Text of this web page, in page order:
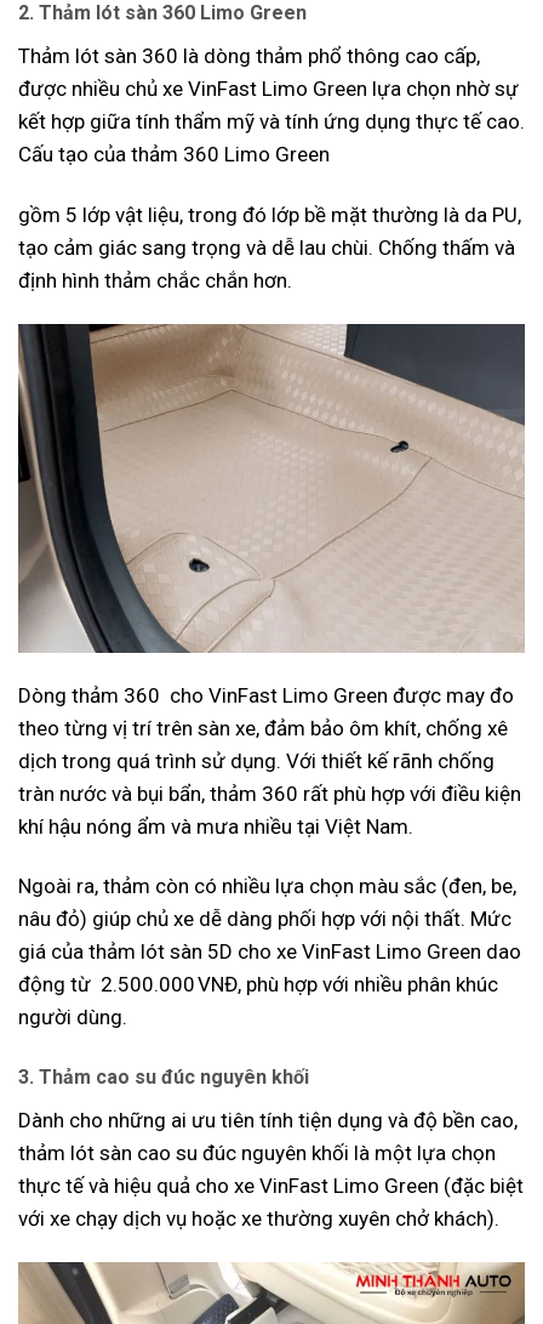
2. Thảm lót sàn 360 Limo Green
Thảm lót sàn 360 là dòng thảm phổ thông cao cấp,
được nhiều chủ xe VinFast Limo Green lựa chọn nhờ sự
kết hợp giữa tính thẩm mỹ và tính ứng dụng thực tế cao.
Cấu tạo của thảm 360 Limo Green
gồm 5 lớp vật liệu, trong đó lớp bề mặt thường là da PU,
tạo cảm giác sang trọng và dễ lau chùi. Chống thấm và
định hình thảm chắc chắn hơn.
Dòng thảm 360 cho VinFast Limo Green được may đo
theo từng vị trí trên sàn xe, đảm bảo ôm khít, chống xê
dịch trong quá trình sử dụng. Với thiết kế rãnh chống
tràn nước và bụi bẩn, thảm 360 rất phù hợp với điều kiện
khí hậu nóng ẩm và mưa nhiều tại Việt Nam.
Ngoài ra, thảm còn có nhiều lựa chọn màu sắc (đen, be,
nâu đỏ) giúp chủ xe dễ dàng phối hợp với nội thất. Mức
giá của thảm lót sàn 5D cho xe VinFast Limo Green dao
động từ 2.500.000 VNĐ, phù hợp với nhiều phân khúc
người dùng.
3. Thảm cao su đúc nguyên khối
Dành cho những ai ưu tiên tính tiện dụng và độ bền cao,
thảm lót sàn cao su đúc nguyên khối là một lựa chọn
thực tế và hiệu quả cho xe VinFast Limo Green (đặc biệt
với xe chạy dịch vụ hoặc xe thường xuyên chở khách).